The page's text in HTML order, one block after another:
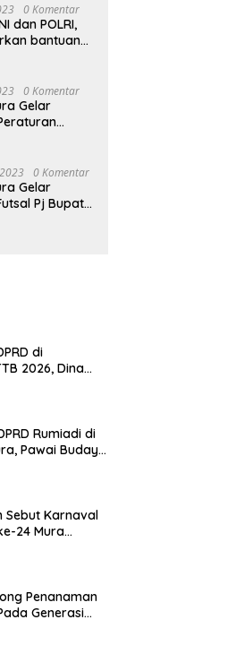
0 Komentar
dan POLRI,
bantuan
0 Komentar
Gelar
0 Komentar
Gelar
Pj Bupati
di
2026, Dina
Rumiadi di
Pawai Budaya
Sebut Karnaval
24 Mura
Penanaman
Generasi